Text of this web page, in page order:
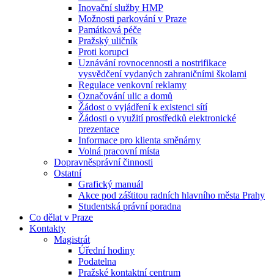
Inovační služby HMP
Možnosti parkování v Praze
Památková péče
Pražský uličník
Proti korupci
Uznávání rovnocennosti a nostrifikace
vysvědčení vydaných zahraničními školami
Regulace venkovní reklamy
Označování ulic a domů
Žádost o vyjádření k existenci sítí
Žádosti o využití prostředků elektronické
prezentace
Informace pro klienta směnárny
Volná pracovní místa
Dopravněsprávní činnosti
Ostatní
Grafický manuál
Akce pod záštitou radních hlavního města Prahy
Studentská právní poradna
Co dělat v Praze
Kontakty
Magistrát
Úřední hodiny
Podatelna
Pražské kontaktní centrum